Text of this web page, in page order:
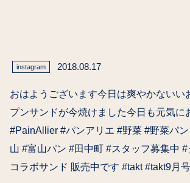
instagram 2018.08.17
おはようございます今日は爽やかないい
プンサンドが今焼けました今日も元気に
#PainAllier #パンアリエ #野菜 #野菜パ
山 #富山パン #田中町 #スタッフ募集中 #
コラボサンド 販売中です #takt #takt9月号